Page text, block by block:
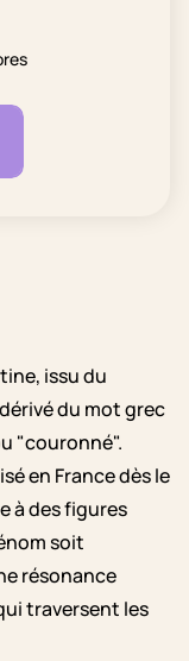
issu du
du mot grec
"couronné".
en France dès le
à des figures
soit
résonance
traversent les